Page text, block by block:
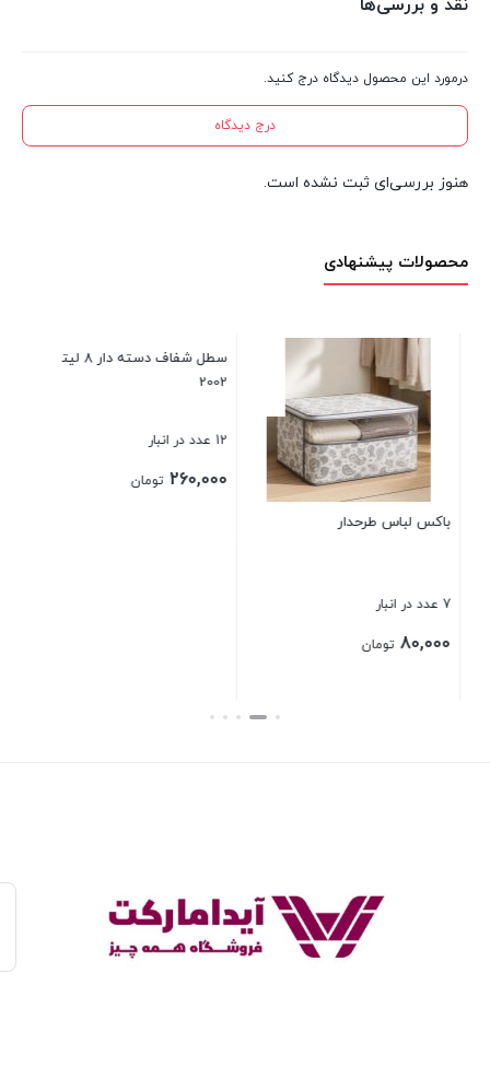
نقد و بررسی‌ها
درمورد این محصول دیدگاه درج کنید.
درج دیدگاه
هنوز بررسی‌ای ثبت نشده است.
محصولات پیشنهادی
12 عدد در انبار
260,000 تومان